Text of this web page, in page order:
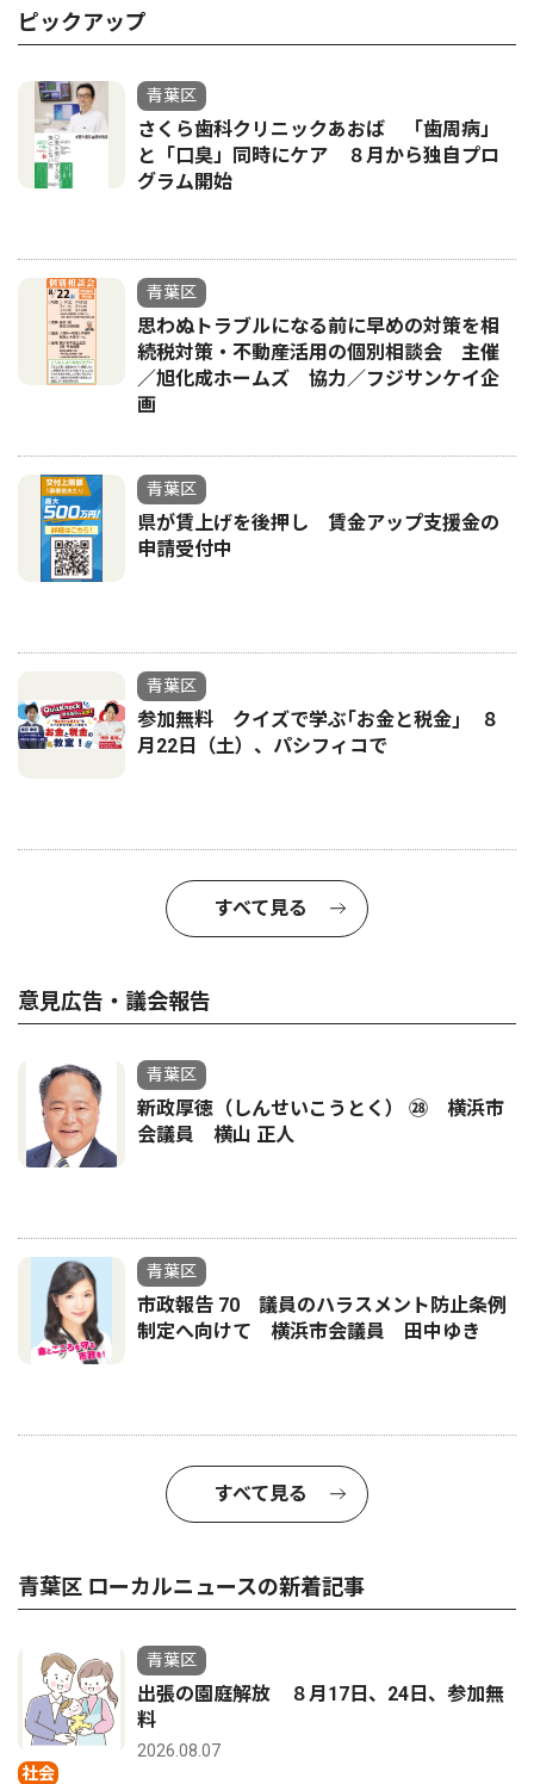
ピックアップ
青葉区
さくら歯科クリニックあおば 「歯周病」
と「口臭」同時にケア ８月から独自プロ
グラム開始
青葉区
思わぬトラブルになる前に早めの対策を相
続税対策・不動産活用の個別相談会 主催
／旭化成ホームズ 協力／フジサンケイ企
画
青葉区
県が賃上げを後押し 賃金アップ支援金の
申請受付中
青葉区
参加無料 クイズで学ぶ｢お金と税金｣ ８
月22日（土）、パシフィコで
すべて見る
意見広告・議会報告
青葉区
新政厚徳（しんせいこうとく） ㉘ 横浜市
会議員 横山 正人
青葉区
市政報告 70 議員のハラスメント防止条例
制定へ向けて 横浜市会議員 田中ゆき
すべて見る
青葉区 ローカルニュースの新着記事
社会
青葉区
出張の園庭解放 ８月17日、24日、参加無
料
2026.08.07